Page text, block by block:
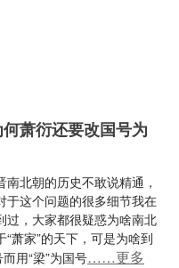
萧衍还要改国号为
北朝的历史不敢说精通，
于这个问题的很多细节我在
过，大家都很疑惑为啥南北
萧家”的天下，可是为啥到
用“梁”为国号……更多